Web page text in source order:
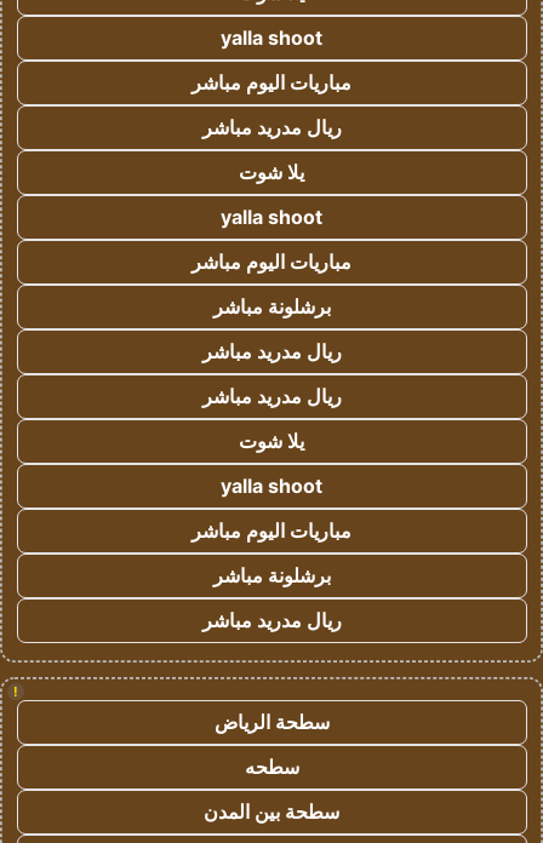
yalla shoot
مباريات اليوم مباشر
ريال مدريد مباشر
يلا شوت
yalla shoot
مباريات اليوم مباشر
برشلونة مباشر
ريال مدريد مباشر
ريال مدريد مباشر
يلا شوت
yalla shoot
مباريات اليوم مباشر
برشلونة مباشر
ريال مدريد مباشر
!
سطحة الرياض
سطحه
سطحة بين المدن